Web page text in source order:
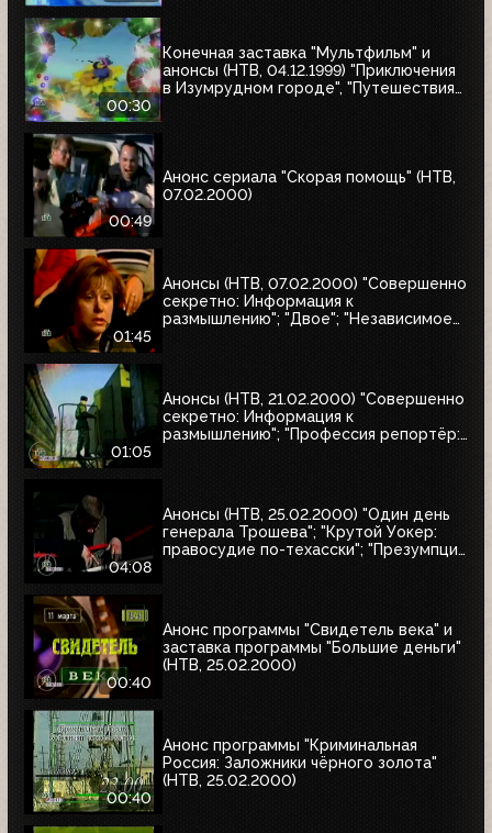
00:30
Конечная заставка "Мультфильм" и
анонсы (НТВ, 04.12.1999) "Приключения
в Изумрудном городе", "Путешествия
00:49
Анонс сериала "Скорая помощь" (НТВ,
07.02.2000)
01:45
Анонсы (НТВ, 07.02.2000) "Совершенно
секретно: Информация к
размышлению"; "Двое"; "Независимое
01:05
Анонсы (НТВ, 21.02.2000) "Совершенно
секретно: Информация к
размышлению"; "Профессия репортёр:
04:08
Анонсы (НТВ, 25.02.2000) "Один день
генерала Трошева"; "Крутой Уокер:
правосудие по-техасски"; "Презумпция
00:40
Анонс программы "Свидетель века" и
заставка программы "Большие деньги"
(НТВ, 25.02.2000)
00:40
Анонс программы "Криминальная
Россия: Заложники чёрного золота"
(НТВ, 25.02.2000)